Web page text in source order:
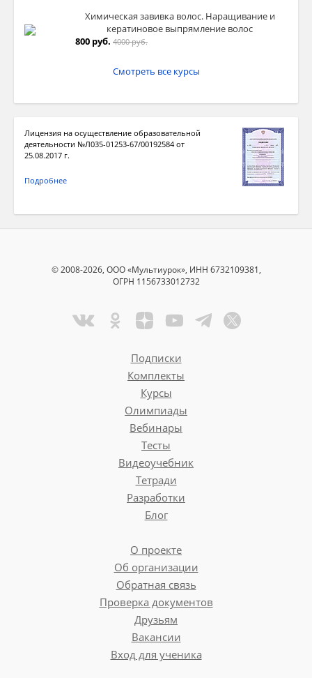
Химическая завивка волос. Наращивание и
кератиновое выпрямление волос
800 руб. 4000 руб.
Смотреть все курсы
Лицензия на осуществление образовательной
деятельности №Л035-01253-67/00192584 от
25.08.2017 г.
Подробнее
© 2008-2026, ООО «Мультиурок», ИНН 6732109381,
ОГРН 1156733012732
Подписки
Комплекты
Курсы
Олимпиады
Вебинары
Тесты
Видеоучебник
Тетради
Разработки
Блог
О проекте
Об организации
Обратная связь
Проверка документов
Друзьям
Вакансии
Вход для ученика